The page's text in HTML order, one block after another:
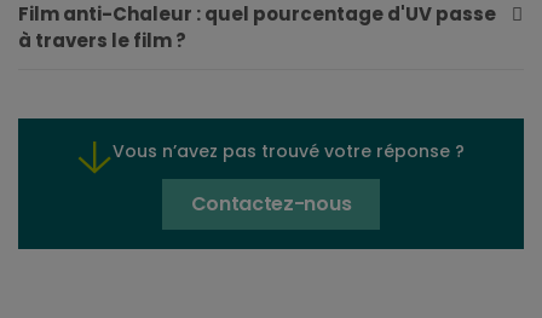
Film anti-Chaleur : quel pourcentage d'UV passe
à travers le film ?
Vous n’avez pas trouvé votre réponse ?
Contactez-nous